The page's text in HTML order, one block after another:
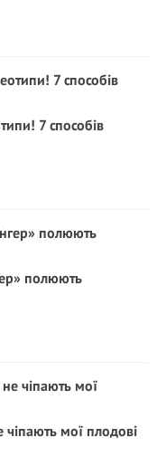
7 способів
полюють
мої плодові